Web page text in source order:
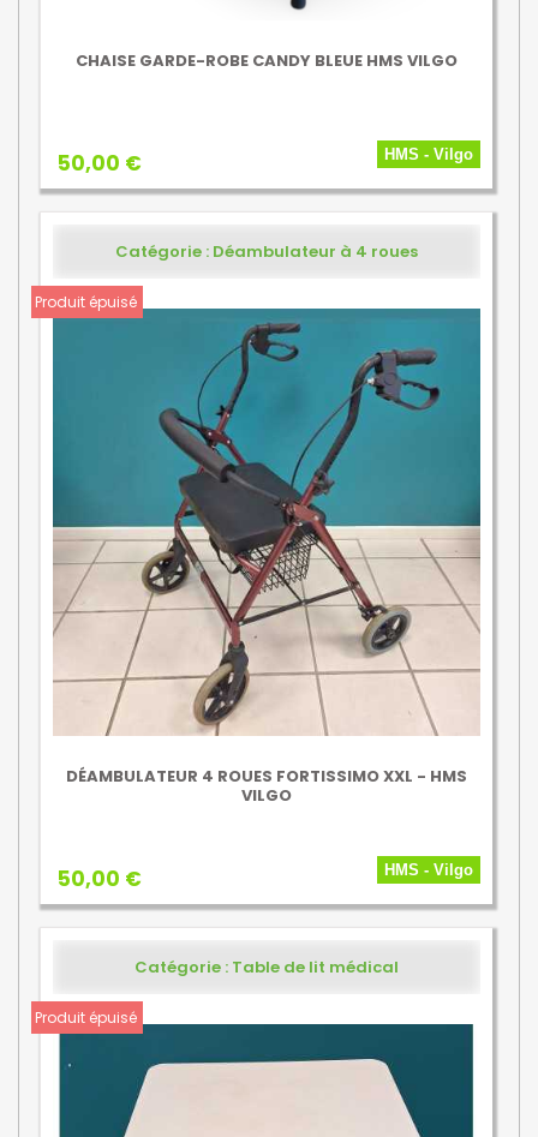
CHAISE GARDE-ROBE CANDY BLEUE HMS VILGO
50,00 € HMS - Vilgo
Catégorie : Déambulateur à 4 roues
Produit épuisé
DÉAMBULATEUR 4 ROUES FORTISSIMO XXL - HMS
VILGO
50,00 € HMS - Vilgo
Catégorie : Table de lit médical
Produit épuisé